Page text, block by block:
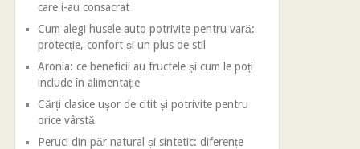
care i-au consacrat
Cum alegi husele auto potrivite pentru vară:
protecție, confort și un plus de stil
Aronia: ce beneficii au fructele și cum le poți
include în alimentație
Cărți clasice ușor de citit și potrivite pentru
orice vârstă
Peruci din păr natural și sintetic: diferențe